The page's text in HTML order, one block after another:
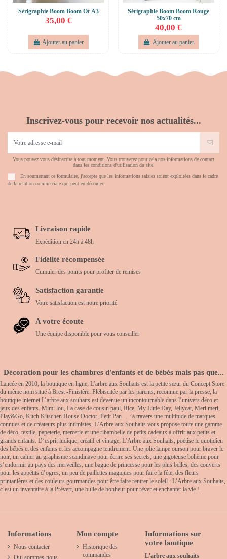
Sérigraphie Boom Boom Or A3
35,00 €
Ajouter au panier
Sérigraphie Boom Boom Rouge
50x70 cm
40,00 €
Ajouter au panier
Inscrivez-vous pour recevoir nos actualités...
Vous pouvez vous désinscrire à tout moment. Vous trouverez pour cela nos informations de contact
dans les conditions d'utilisation du site.
En soumettant ce formulaire, j'accepte que les informations saisies soient exploitées dans le cadre
de la relation commerciale qui peut en découler.
Livraison rapide
Expédition en 24h à 48h
Fidélité récompensée
Cumuler des points pour profiter de remises
Satisfaction garantie
Votre satisfaction est notre priorité
A votre écoute
Une équipe disponible pour vous conseiller
Décoration pour les chambres d'enfants et de bébés mais pas que...
Lancée en 2010, la boutique en ligne, L’arbre aux Souhaits est la petite sœur du Concept Store
du même nom situé à Brest -Finistère. Plébiscitée par les parents, reconnue par la presse, la
boutique internet L’arbre aux souhaits est devenue un incontournable dans l’univers déco et
jeux des enfants. Mimi lou, La case de cousin paul, Rice, My Little Day, Jellycat, Meri meri,
Play&Go, Kitch Kitschen House Doctor, Petit Pan… : à travers une multitude de marques
connues et de créateurs plus intimistes, L’Arbre aux Souhaits vous propose toute une gamme
de déco, textile, papeterie, mercerie et une ribambelle de petits cadeaux à offrir aux petits et
grands enfants. D’esprit ludique, créatif et vintage, L’Arbre aux Souhaits, poétise le quotidien
des bébés et des enfants et les accompagne tendrement. Une jolie lampe ourson pour braver le
noir, un cahier au graphisme scandinave pour écrire ses secrets, une gigoteuse bohème pour
s’endormir au pays des merveilles, une bague de princesse pour les plus belles, des couverts
pour les appétits d’ogres, un peu de paillettes magiques pour faire la fête, des fleurs
printanières et des couleurs gourmandes pour être faire rentrer le soleil : L’Arbre aux Souhaits,
c’est un inventaire à la Prévert, une bulle de bonheur pour rêver et enchanter la vie !.
Informations
Nous contacter
Qui sommes-nous
Mon compte
Historique des
commandes
Informations sur
votre boutique
L'arbre aux souhaits